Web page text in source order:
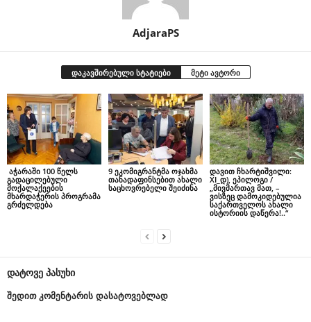
AdjaraPS
დაკავშირებული სტატიები მეტი ავტორი
აჭარაში 100 წელს
გადაცილებული
მოქალაქეების
მხარდაჭერის პროგრამა
გრძელდება
9 ეკომიგრანტმა ოჯახმა
თანადაფინსებით ახალი
საცხოვრებელი შეიძინა
დავით ჩხარტიშვილი:
XI_დ), ეპილოგი /
„მივმართავ მათ, –
ვისზეც დამოკიდებულია
საქართველოს ახალი
ისტორიის დაწერა!..“
დატოვე პასუხი
შედით კომენტარის დასატოვებლად